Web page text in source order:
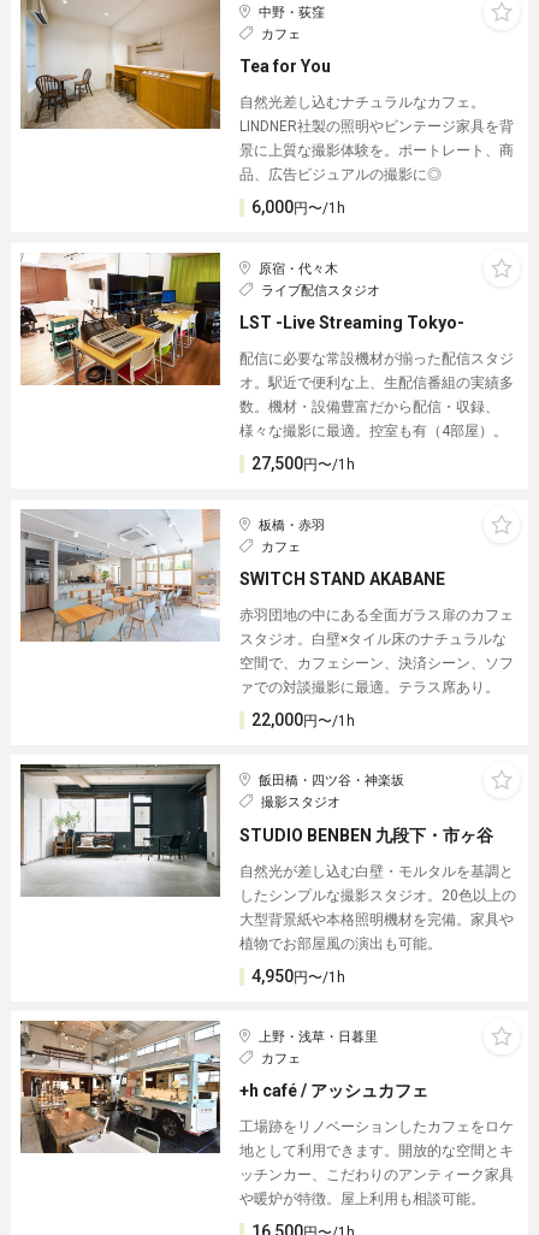
中野・荻窪
カフェ
Tea for You
自然光差し込むナチュラルなカフェ。
LINDNER社製の照明やビンテージ家具を背
景に上質な撮影体験を。ポートレート、商
品、広告ビジュアルの撮影に◎
6,000円〜/1h
原宿・代々木
ライブ配信スタジオ
LST -Live Streaming Tokyo-
配信に必要な常設機材が揃った配信スタジ
オ。駅近で便利な上、生配信番組の実績多
数。機材・設備豊富だから配信・収録、
様々な撮影に最適。控室も有（4部屋）。
27,500円〜/1h
板橋・赤羽
カフェ
SWITCH STAND AKABANE
赤羽団地の中にある全面ガラス扉のカフェ
スタジオ。白壁×タイル床のナチュラルな
空間で、カフェシーン、決済シーン、ソフ
ァでの対談撮影に最適。テラス席あり。
22,000円〜/1h
飯田橋・四ツ谷・神楽坂
撮影スタジオ
STUDIO BENBEN 九段下・市ヶ谷
自然光が差し込む白壁・モルタルを基調と
したシンプルな撮影スタジオ。20色以上の
大型背景紙や本格照明機材を完備。家具や
植物でお部屋風の演出も可能。
4,950円〜/1h
上野・浅草・日暮里
カフェ
+h café / アッシュカフェ
工場跡をリノベーションしたカフェをロケ
地として利用できます。開放的な空間とキ
ッチンカー、こだわりのアンティーク家具
や暖炉が特徴。屋上利用も相談可能。